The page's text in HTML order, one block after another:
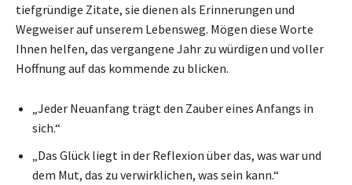
tiefgründige Zitate, sie dienen als Erinnerungen und
Wegweiser auf unserem Lebensweg. Mögen diese Worte
Ihnen helfen, das vergangene Jahr zu würdigen und voller
Hoffnung auf das kommende zu blicken.
„Jeder Neuanfang trägt den Zauber eines Anfangs in
sich.“
„Das Glück liegt in der Reflexion über das, was war und
dem Mut, das zu verwirklichen, was sein kann.“